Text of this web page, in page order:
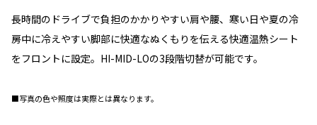
長時間のドライブで負担のかかりやすい肩や腰、寒い日や夏の冷
房中に冷えやすい脚部に快適なぬくもりを伝える快適温熱シート
をフロントに設定。HI-MID-LOの3段階切替が可能です。
■写真の色や照度は実際とは異なります。